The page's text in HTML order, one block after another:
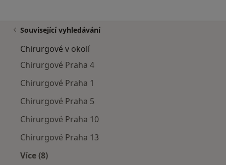
Související vyhledávání
Chirurgové v okolí
Chirurgové Praha 4
Chirurgové Praha 1
Chirurgové Praha 5
Chirurgové Praha 10
Chirurgové Praha 13
Více (8)